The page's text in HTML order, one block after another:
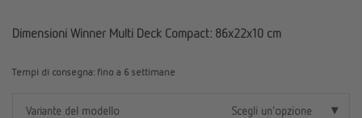
Dimensioni Winner Multi Deck Compact: 86x22x10 cm
Tempi di consegna: fino a 6 settimane
Variante del modello Scegli un'opzione